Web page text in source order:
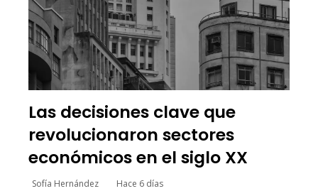
Las decisiones clave que
revolucionaron sectores
económicos en el siglo XX
Sofía Hernández Hace 6 días